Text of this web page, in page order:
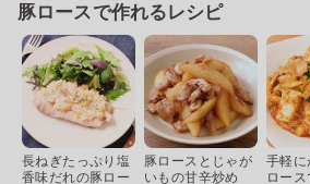
豚ロースで作れるレシピ
長ねぎたっぷり塩
香味だれの豚ロー
豚ロースとじゃが
いもの甘辛炒め
手軽に
ロー